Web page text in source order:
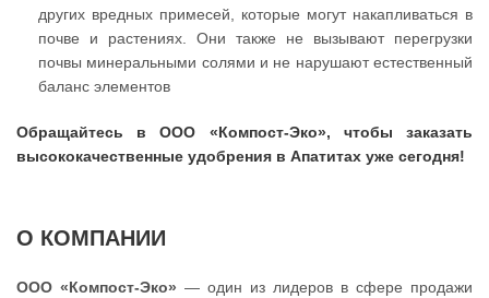
других вредных примесей, которые могут накапливаться в
почве и растениях. Они также не вызывают перегрузки
почвы минеральными солями и не нарушают естественный
баланс элементов
Обращайтесь в ООО «Компост-Эко», чтобы заказать
высококачественные удобрения в Апатитах уже сегодня!
О КОМПАНИИ
ООО «Компост-Эко» — один из лидеров в сфере продажи